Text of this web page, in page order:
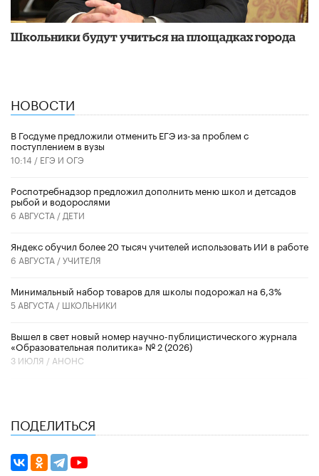
Школьники будут учиться на площадках города
НОВОСТИ
В Госдуме предложили отменить ЕГЭ из-за проблем с
поступлением в вузы
10:14 / ЕГЭ И ОГЭ
Роспотребнадзор предложил дополнить меню школ и детсадов
рыбой и водорослями
6 АВГУСТА / ДЕТИ
​Яндекс обучил более 20 тысяч учителей использовать ИИ в работе
6 АВГУСТА /УЧИТЕЛЯ
Минимальный набор товаров для школы подорожал на 6,3%
5 АВГУСТА / ШКОЛЬНИКИ
Вышел в свет новый номер научно-публицистического журнала
«Образовательная политика» № 2 (2026)
3 ИЮЛЯ / АНОНС
ПОДЕЛИТЬСЯ